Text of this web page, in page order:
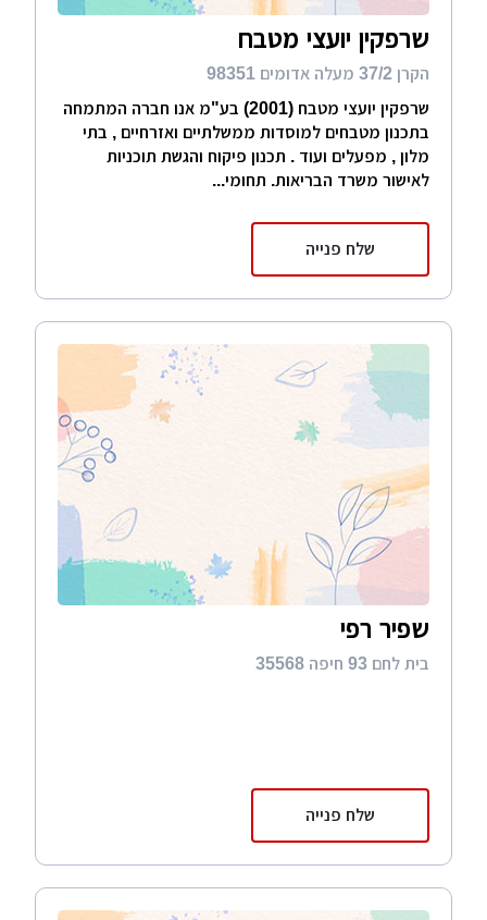
שרפקין יועצי מטבח
הקרן 37/2 מעלה אדומים 98351
שרפקין יועצי מטבח (2001) בע"מ אנו חברה המתמחה
בתכנון מטבחים למוסדות ממשלתיים ואזרחיים , בתי
מלון , מפעלים ועוד . תכנון פיקוח והגשת תוכניות
לאישור משרד הבריאות. תחומי...
שלח פנייה
שפיר רפי
בית לחם 93 חיפה 35568
שלח פנייה